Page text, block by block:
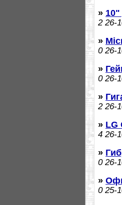
» 10"
226-
»
026-
»
026-
»
226-
» LG
4 26-
»
026-
»
025-